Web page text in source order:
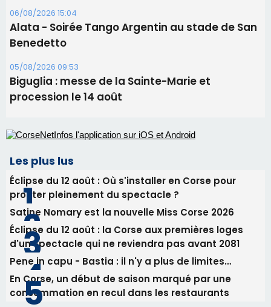
Les plus lus
Éclipse du 12 août : Où s'installer en Corse pour
Satine Nomary est la nouvelle Miss Corse 2026
Éclipse du 12 août : la Corse aux premières loges
d'un spectacle qui ne reviendra pas avant 2081
En Corse, un début de saison marqué par une
Newsletter
Inscrivez-vous à la newsletter de CNI et recevez par
email les infos les plus importantes et une sélection de
nos meilleurs articles